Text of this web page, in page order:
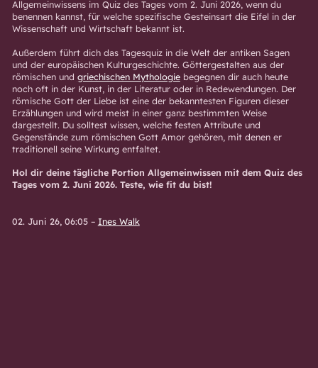
Allgemeinwissens im Quiz des Tages vom 2. Juni 2026, wenn du
benennen kannst, für welche spezifische Gesteinsart die Eifel in der
Wissenschaft und Wirtschaft bekannt ist.
Außerdem führt dich das Tagesquiz in die Welt der antiken Sagen
und der europäischen Kulturgeschichte. Göttergestalten aus der
römischen und griechischen Mythologiebegegnen dir auch heute
noch oft in der Kunst, in der Literatur oder in Redewendungen. Der
römische Gott der Liebe ist eine der bekanntesten Figuren dieser
Erzählungen und wird meist in einer ganz bestimmten Weise
dargestellt. Du solltest wissen, welche festen Attribute und
Gegenstände zum römischen Gott Amor gehören, mit denen er
traditionell seine Wirkung entfaltet.
Hol dir deine tägliche Portion Allgemeinwissen mit dem Quiz des
Tages vom 2. Juni 2026. Teste, wie fit du bist!
02. Juni 26, 06:05– Ines Walk